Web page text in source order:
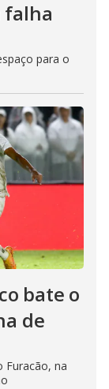
falha
para o
bate o
de
Furacão, na